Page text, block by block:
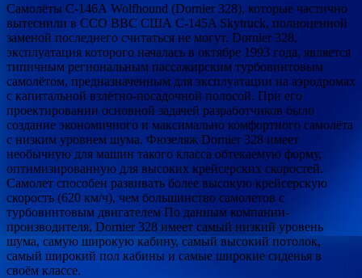
Самолёты С-146А Wolfhound (Dornier 328), которые частично
вытеснили в ССО ВВС США C-145A Skytruck, полноценной
заменой последнего считаться не могут. Dornier 328,
эксплуатация которого началась в октябре 1993 года, является
типичным региональным пассажирским турбовинтовым
самолётом, предназначенным для эксплуатации на аэродромах
с капитальной взлётно-посадочной полосой. При его
проектировании основной задачей разработчиков было
создание экономичного и максимально комфортного самолёта
с низким уровнем шума. Фюзеляж Dornier 328 имеет
необычную для машин такого класса обтекаемую форму,
оптимизированную для высоких крейсерских скоростей.
Самолет способен развивать более высокую крейсерскую
скорость (620 км/ч), чем большинство самолетов с
турбовинтовым двигателем По данным компании-
производителя, Dornier 328 имеет самый низкий уровень
шума, самую широкую кабину, самый высокий потолок,
самый широкий пол кабины и самые широкие сиденья в
своём классе.